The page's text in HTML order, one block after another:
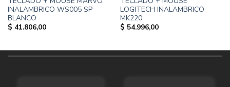
INALAMBRICO WS005 SP
BLANCO
$ 41.806,00
LOGITECH INALAMBRICO
MK220
$ 54.996,00